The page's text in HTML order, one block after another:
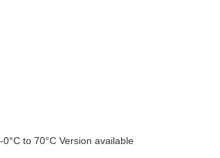
to 70°C Version available